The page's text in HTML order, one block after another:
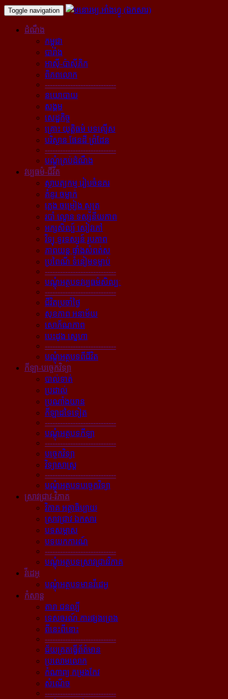
Toggle navigation
ដំណឹង
កម្ពុជា
បារាំង
អាស៊ី-ប៉ាស៊ីភិក
ពិភពលោក
----------------------------
នយោបាយ
សង្គម
សេដ្ឋកិច្ច
គ្រោះ យុត្តិធម៌ បទល្មើស
បរិស្ថាន ផែនដី ព្រំដែន
----------------------------
បណ្ដុំគ្រប់ដំណឹង
វប្បធម៌-ជីវិត
ស្ថាបត្យកម្ម រៀបចំនគរ
គំនូរ ចម្លាក់
ភ្លេង ចម្រៀង ស្មូត្រ
របាំ ល្ខោន ទស្សនីយភាព
អក្សសិល្ប៍ សៀវភៅ
វិទ្យុ ទូរទស្សន៍ រូបភាព
ភាពយន្ដ ផ្ទាំងសំពត់ស
ប្រពៃណី ទំនៀមទម្លាប់
----------------------------
បណ្ដុំអត្ថបទវប្បធម៌សិល្បៈ
----------------------------
ជីវិតប្រចាំថ្ងៃ
សុខភាព អនាម័យ
សោភ័ណភាព
បេះដូង ស្នេហា
----------------------------
បណ្ដុំអត្ថបទពីជីវិត
កីឡា-បច្ចេកវិទ្យា
បាល់ទាត់
ប្រដាល់
ប្រណាំងយាន
កីឡាដទៃទៀត
----------------------------
បណ្ដុំអត្ថបទកីឡា
----------------------------
បច្ចេកវិទ្យា
វិទ្យាសាស្ត្រ
----------------------------
បណ្ដុំអត្ថបទបច្ចេកវិទ្យា
ស្រាវជ្រាវ-វិភាគ
វិភាគ អត្ថាធិប្បាយ
ស្រាវជ្រាវ ឯកសារ
បទសម្ភាស
បទយកការណ៍
----------------------------
បណ្ដុំអត្ថបទស្រាវជ្រាវវិភាគ
វីដេអូ
បណ្ដុំអត្ថបទមានវីដេអូ
កំសាន្ដ
តារា ជនល្បី
ទេសចរណ៍ ការផ្សងព្រេង
ពីនេះពីនោះ
----------------------------
ជ័យគ្រតធ្វើព័ត៌មាន
ប្រលោមលោក
កំណាព្យ កម្រងកែវ
សំណើច
----------------------------